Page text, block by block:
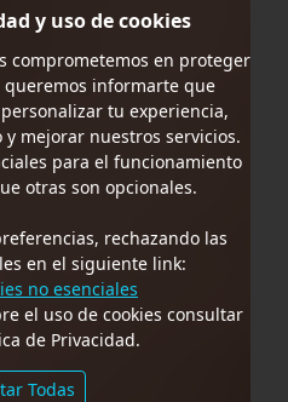
y uso de cookies
comprometemos en proteger
queremos informarte que
tu experiencia,
mejorar nuestros servicios.
para el funcionamiento
otras son opcionales.
rechazando las
en el siguiente link:
no esenciales
el uso de cookies consultar
de Privacidad.
Todas